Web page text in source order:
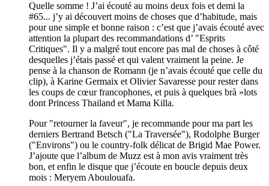
Quelle somme ! J’ai écouté au moins deux fois et demi la
#65... j’y ai découvert moins de choses que d’habitude, mais
pour une simple et bonne raison : c’est que j’avais écouté avec
attention la plupart des recommandations d’ "Esprits
Critiques". Il y a malgré tout encore pas mal de choses à côté
desquelles j’étais passé et qui valent vraiment la peine. Je
pense à la chanson de Romann (je n’avais écouté que celle du
clip), à Karine Germaix et Olivier Savaresse pour rester dans
les coups de cœur francophones, et puis à quelques brà »lots
dont Princess Thailand et Mama Killa.
Pour "retourner la faveur", je recommande pour ma part les
derniers Bertrand Betsch ("La Traversée"), Rodolphe Burger
("Environs") ou le country-folk délicat de Brigid Mae Power.
J’ajoute que l’album de Muzz est à mon avis vraiment très
bon, et enfin le disque que j’écoute en boucle depuis deux
mois : Meryem Aboulouafa.